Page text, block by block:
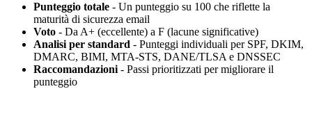
Punteggio totale - Un punteggio su 100 che riflette la
maturità di sicurezza email
Voto - Da A+ (eccellente) a F (lacune significative)
Analisi per standard - Punteggi individuali per SPF, DKIM,
DMARC, BIMI, MTA-STS, DANE/TLSA e DNSSEC
Raccomandazioni - Passi prioritizzati per migliorare il
punteggio